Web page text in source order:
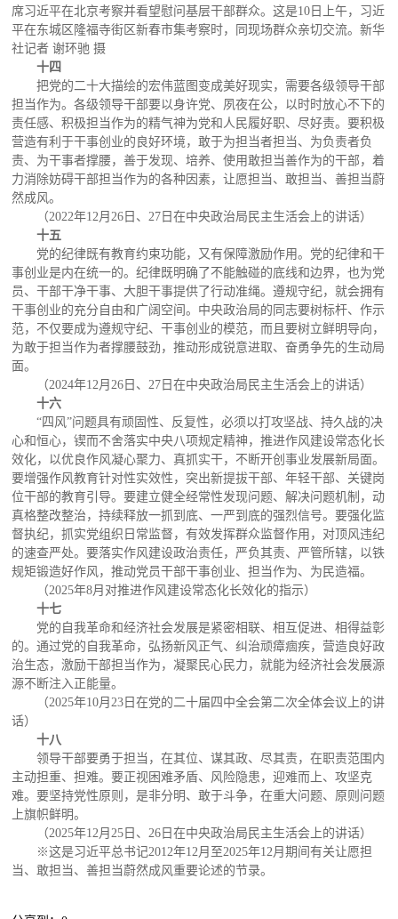
席习近平在北京考察并看望慰问基层干部群众。这是10日上午，习近
平在东城区隆福寺街区新春市集考察时，同现场群众亲切交流。新华
社记者 谢环驰 摄
十四
把党的二十大描绘的宏伟蓝图变成美好现实，需要各级领导干部
担当作为。各级领导干部要以身许党、夙夜在公，以时时放心不下的
责任感、积极担当作为的精气神为党和人民履好职、尽好责。要积极
营造有利于干事创业的良好环境，敢于为担当者担当、为负责者负
责、为干事者撑腰，善于发现、培养、使用敢担当善作为的干部，着
力消除妨碍干部担当作为的各种因素，让愿担当、敢担当、善担当蔚
然成风。
（2022年12月26日、27日在中央政治局民主生活会上的讲话）
十五
党的纪律既有教育约束功能，又有保障激励作用。党的纪律和干
事创业是内在统一的。纪律既明确了不能触碰的底线和边界，也为党
员、干部干净干事、大胆干事提供了行动准绳。遵规守纪，就会拥有
干事创业的充分自由和广阔空间。中央政治局的同志要树标杆、作示
范，不仅要成为遵规守纪、干事创业的模范，而且要树立鲜明导向，
为敢于担当作为者撑腰鼓劲，推动形成锐意进取、奋勇争先的生动局
面。
（2024年12月26日、27日在中央政治局民主生活会上的讲话）
十六
“四风”问题具有顽固性、反复性，必须以打攻坚战、持久战的决
心和恒心，锲而不舍落实中央八项规定精神，推进作风建设常态化长
效化，以优良作风凝心聚力、真抓实干，不断开创事业发展新局面。
要增强作风教育针对性实效性，突出新提拔干部、年轻干部、关键岗
位干部的教育引导。要建立健全经常性发现问题、解决问题机制，动
真格整改整治，持续释放一抓到底、一严到底的强烈信号。要强化监
督执纪，抓实党组织日常监督，有效发挥群众监督作用，对顶风违纪
的速查严处。要落实作风建设政治责任，严负其责、严管所辖，以铁
规矩锻造好作风，推动党员干部干事创业、担当作为、为民造福。
（2025年8月对推进作风建设常态化长效化的指示）
十七
党的自我革命和经济社会发展是紧密相联、相互促进、相得益彰
的。通过党的自我革命，弘扬新风正气、纠治顽瘴痼疾，营造良好政
治生态，激励干部担当作为，凝聚民心民力，就能为经济社会发展源
源不断注入正能量。
（2025年10月23日在党的二十届四中全会第二次全体会议上的讲
话）
十八
领导干部要勇于担当，在其位、谋其政、尽其责，在职责范围内
主动担重、担难。要正视困难矛盾、风险隐患，迎难而上、攻坚克
难。要坚持党性原则，是非分明、敢于斗争，在重大问题、原则问题
上旗帜鲜明。
（2025年12月25日、26日在中央政治局民主生活会上的讲话）
※这是习近平总书记2012年12月至2025年12月期间有关让愿担
当、敢担当、善担当蔚然成风重要论述的节录。